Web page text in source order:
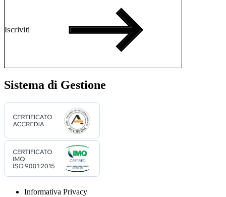
Iscriviti
Sistema di Gestione
Informativa Privacy